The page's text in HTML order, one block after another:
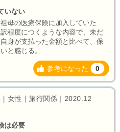
いない
母の医療保険に加入していた
程度につくような内容で、未だ
身が支払った金額と比べて、保
と感じる。
参考になった 0
女性｜旅行関係｜2020.12
は必要